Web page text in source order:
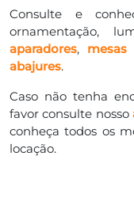
Consulte e
ornamentação,
aparadores,
abajures.
Caso não tenha
favor consulte nosso
conheça todos os
locação.